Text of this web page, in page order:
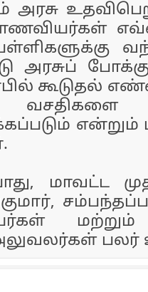
அரசு
அரசுப்
கூடுதல்
என்றும்
மாவட்ட
மற்றும்
பலர்